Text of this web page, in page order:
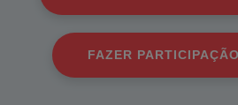
Todos os Seguros
FAZER